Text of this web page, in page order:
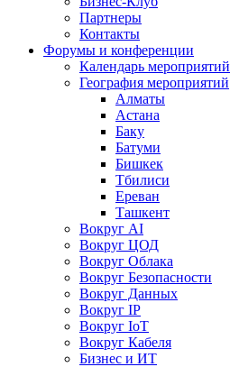
Партнеры
Контакты
Форумы и конференции
Календарь мероприятий
География мероприятий
Алматы
Астана
Баку
Батуми
Бишкек
Тбилиси
Ереван
Ташкент
Вокруг AI
Вокруг ЦОД
Вокруг Облака
Вокруг Безопасности
Вокруг Данных
Вокруг IP
Вокруг IoT
Вокруг Кабеля
Бизнес и ИТ